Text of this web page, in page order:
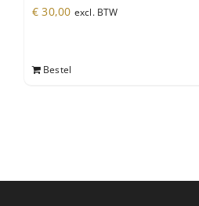
€ 30,00 excl. BTW
Bestel